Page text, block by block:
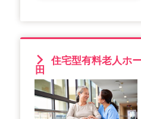
住宅型有料老人ホ
田